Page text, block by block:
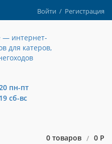
Войти / Регистрация
пн-пт
сб-вс
0 товаров / 0 Р